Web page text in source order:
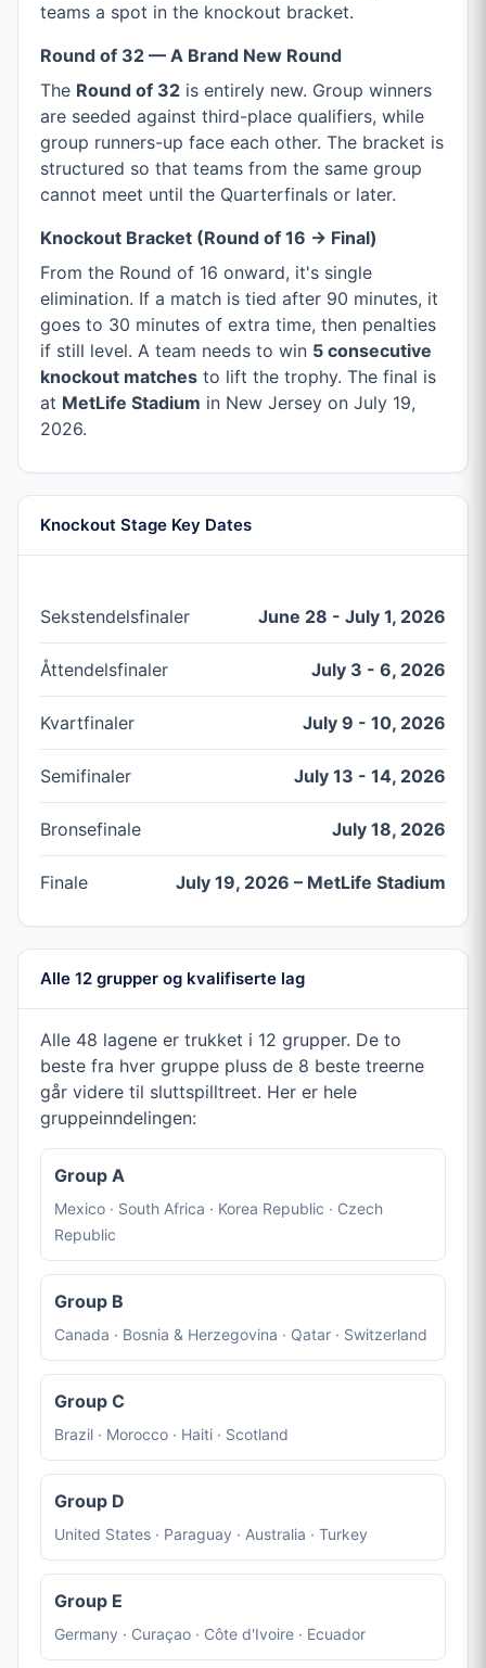
teams a spot in the knockout bracket.
Round of 32 — A Brand New Round
The Round of 32 is entirely new. Group winners
are seeded against third-place qualifiers, while
group runners-up face each other. The bracket is
structured so that teams from the same group
cannot meet until the Quarterfinals or later.
Knockout Bracket (Round of 16 → Final)
From the Round of 16 onward, it's single
elimination. If a match is tied after 90 minutes, it
goes to 30 minutes of extra time, then penalties
if still level. A team needs to win 5 consecutive
knockout matches to lift the trophy. The final is
at MetLife Stadium in New Jersey on July 19,
2026.
Knockout Stage Key Dates
Sekstendelsfinaler June 28 - July 1, 2026
Åttendelsfinaler July 3 - 6, 2026
Kvartfinaler July 9 - 10, 2026
Semifinaler July 13 - 14, 2026
Bronsefinale July 18, 2026
Finale July 19, 2026 – MetLife Stadium
Alle 12 grupper og kvalifiserte lag
Alle 48 lagene er trukket i 12 grupper. De to
beste fra hver gruppe pluss de 8 beste treerne
går videre til sluttspilltreet. Her er hele
gruppeinndelingen:
Group A
Mexico · South Africa · Korea Republic · Czech
Republic
Group B
Canada · Bosnia & Herzegovina · Qatar · Switzerland
Group C
Brazil · Morocco · Haiti · Scotland
Group D
United States · Paraguay · Australia · Turkey
Group E
Germany · Curaçao · Côte d'Ivoire · Ecuador